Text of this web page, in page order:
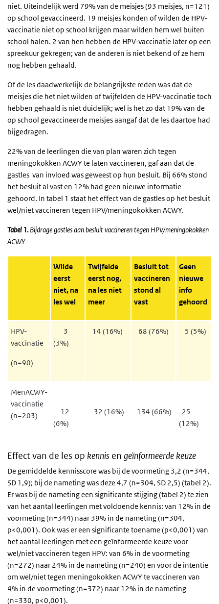
niet. Uiteindelijk werd 79% van de meisjes (93 meisjes, n=121)
op school gevaccineerd. 19 meisjes konden of wilden de HPV-
vaccinatie niet op school krijgen maar wilden hem wel buiten
school halen. 2 van hen hebben de HPV-vaccinatie later op een
spreekuur gekregen; van de anderen is niet bekend of ze hem
nog hebben gehaald.
Of de les daadwerkelijk de belangrijkste reden was dat de
meisjes die het niet wilden of twijfelden de HPV-vaccinatie toch
hebben gehaald is niet duidelijk; wel is het zo dat 19% van de
op school gevaccineerde meisjes aangaf dat de les daartoe had
bijgedragen.
22% van de leerlingen die van plan waren zich tegen
meningokokken ACWY te laten vaccineren, gaf aan dat de
gastles van invloed was geweest op hun besluit. Bij 66% stond
het besluit al vast en 12% had geen nieuwe informatie
gehoord. In tabel 1 staat het effect van de gastles op het besluit
wel/niet vaccineren tegen HPV/meningokokken ACWY.
Tabel 1. Bijdrage gastles aan besluit vaccineren tegen HPV/meningokokken
ACWY
Wilde
eerst
niet, na
les wel
Twijfelde
eerst nog,
na les niet
meer
Besluit tot
vaccineren
stond al
vast
Geen
nieuwe
info
gehoord
HPV-
vaccinatie
(n=90)
3
(3%)
14 (16%) 68 (76%) 5 (5%)
MenACWY-
vaccinatie
(n=203)
12
(6%)
32 (16%) 134 (66%)
25
(12%)
Effect van de les op kennis en geïnformeerde keuze
De gemiddelde kennisscore was bij de voormeting 3,2 (n=344,
SD 1,9); bij de nameting was deze 4,7 (n=304, SD 2,5) (tabel 2).
Er was bij de nameting een significante stijging (tabel 2) te zien
van het aantal leerlingen met voldoende kennis: van 12% in de
voormeting (n=344) naar 39% in de nameting (n=304,
p<0,001). Ook was er een significante toename (p<0,001) van
het aantal leerlingen met een geïnformeerde keuze voor
wel/niet vaccineren tegen HPV: van 6% in de voormeting
(n=272) naar 24% in de nameting (n=240) en voor de intentie
om wel/niet tegen meningokokken ACWY te vaccineren van
4% in de voormeting (n=372) naar 12% in de nameting
(n=330, p<0,001).